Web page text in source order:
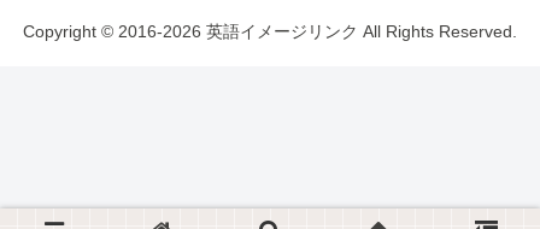
Copyright © 2016-2026 英語イメージリンク All Rights Reserved.